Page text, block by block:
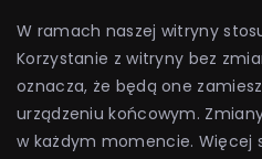
W ramach naszej witryny
Korzystanie z witryny bez
oznacza, że będą one
urządzeniu końcowym.
w każdym momencie. Więcej